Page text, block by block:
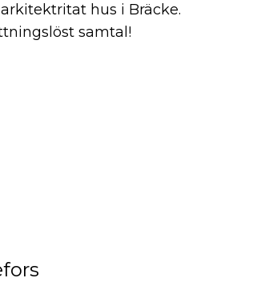
hus i Bräcke.
samtal!